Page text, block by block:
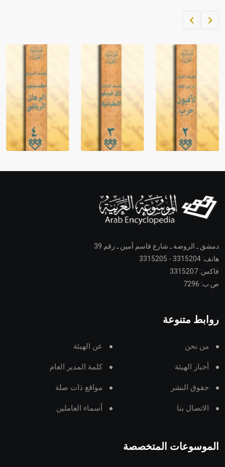
دمشق ـ الروضة ـ شارع قاسم أمين ـ رقم 39
هاتف: 3315204 - 3315205
فاكس: 3315207
ص.ب: 7296
روابط متنوعة
من نحن عن الهيئة
أخبار الهيئة كلمة المدير العام
حقوق النشر مواقع ذات صلة
الاتصال بنا أسماء العاملين
الموسوعات المتخصصة